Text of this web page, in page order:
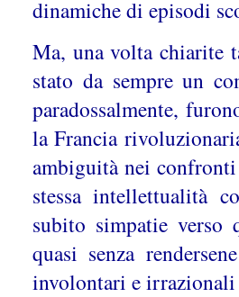
dinamiche di episodi
Ma, una volta chiarite
stato da sempre un
paradossalmente,
la Francia
ambiguità nei
stessa intellettualità
subito simpatie verso
quasi senza
involontari e